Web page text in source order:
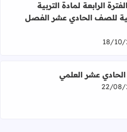
الفترة الرابعة لمادة التربية
الرابعة لمادة التربية
للصف الحادي عشر الفصل
18/10/
الحادي عشر العلمي
عشر العلمي
22/08/